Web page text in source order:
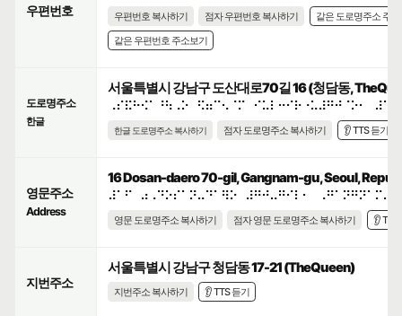
우편번호 우편번호 복사하기 점자 우편번호 복사하기
같은 도로명주소 주
같은 우편번호 주소보기
도로명주소
한글
서울특별시 강남구 도산대로70길 16 (청담동,
⠠⠎⠯⠓⠪⠁⠘⠳⠠⠕⠀⠫⠶⠉⠢⠈⠍⠀⠊⠥⠇⠒⠊⠗⠐⠥⠼⠛⠚⠈⠕⠂⠀⠼⠁⠋
한글 도로명주소 복사하기 점자 도로명주소 복사하기 👂 TTS 듣기
영문주소
Address
16 Dosan-daero 70-gil, Gangnam-gu, Seoul,
영문 도로명주소 복사하기 점자 영문 도로명주소 복사하기 👂 TTS
지번주소
서울특별시 강남구 청담동 17-21 (TheQueen)
지번주소 복사하기 👂 TTS 듣기